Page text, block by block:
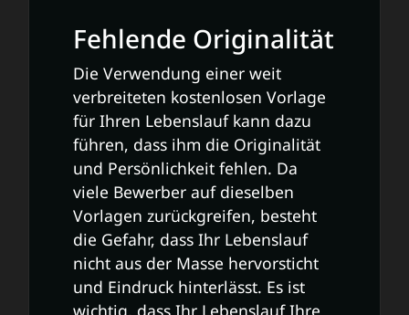
Fehlende Originalität
Die Verwendung einer weit
verbreiteten kostenlosen Vorlage
für Ihren Lebenslauf kann dazu
führen, dass ihm die Originalität
und Persönlichkeit fehlen. Da
viele Bewerber auf dieselben
Vorlagen zurückgreifen, besteht
die Gefahr, dass Ihr Lebenslauf
nicht aus der Masse hervorsticht
und Eindruck hinterlässt. Es ist
wichtig, dass Ihr Lebenslauf Ihre